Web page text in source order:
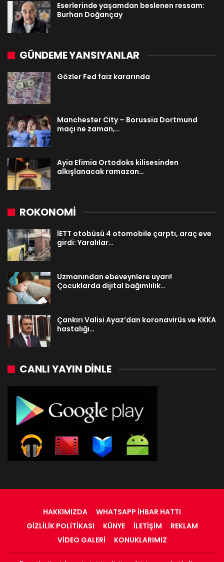
Eserlerinde yaşamdan beslenen ressam:
Burhan Doğançay
GÜNDEME YANSIYANLAR
Gözler Fed faiz kararında
Manchester City – Borussia Dortmund
maçı ne zaman,…
Ayia Efimia Ortodoks kilisesinden
alkışlanacak ramazan…
ROKONOMİ
İETT otobüsü 4 otomobile çarptı, araç eve
girdi: Yaralılar…
Uzmanından ebeveynlere uyarı!
Çocuklarda dijital bağımlılık…
Çankırı Valisi Ayaz’dan koronavirüs ve KKKA
hastalığı…
CANLI YAYIN DINLE
HAKKIMIZDA
WHATSAPP İHBAR HATTI
GIZLILIK POLITIKASI
KÜNYE İLETIŞIM
REKLAM
VIDEO GALERI
KONUKLARIMIZ